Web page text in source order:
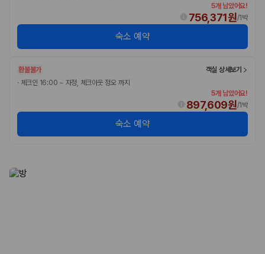
2000만 고객이 선택한 렌트카 가격비교 플랫폼
카모아는 제주렌트카부터 국내·해외 렌트카까지 비교할 수 있는 렌트카 가
누적 이용 고객수
20,871,562명
제주렌트카 가격비교 자주 묻는 질문
5개 남았어요!
756,371원/1박
숙소 예약
환불불가
객실 상세보기
· 체크인 16:00 ~ 자정, 체크아웃 정오 까지
5개 남았어요!
897,609원/1박
숙소 예약